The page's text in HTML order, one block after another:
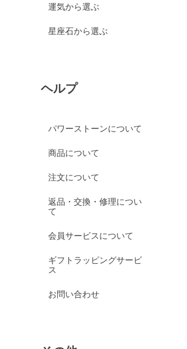
運気から選ぶ
星座石から選ぶ
ヘルプ
パワーストーンについて
商品について
注文について
返品・交換・修理につい
て
会員サービスについて
ギフトラッピングサービ
ス
お問い合わせ